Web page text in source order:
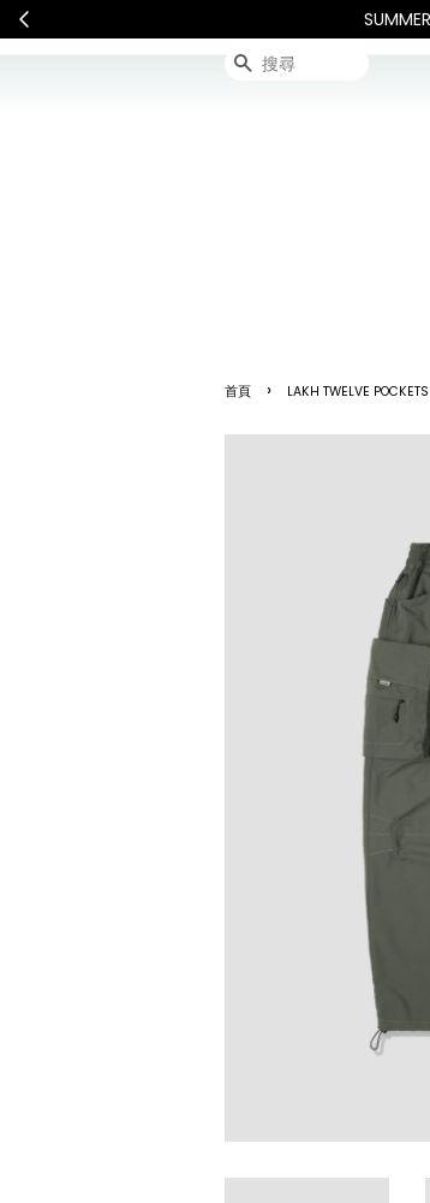
見諒
搜尋
首頁 › LAKH TWELVE